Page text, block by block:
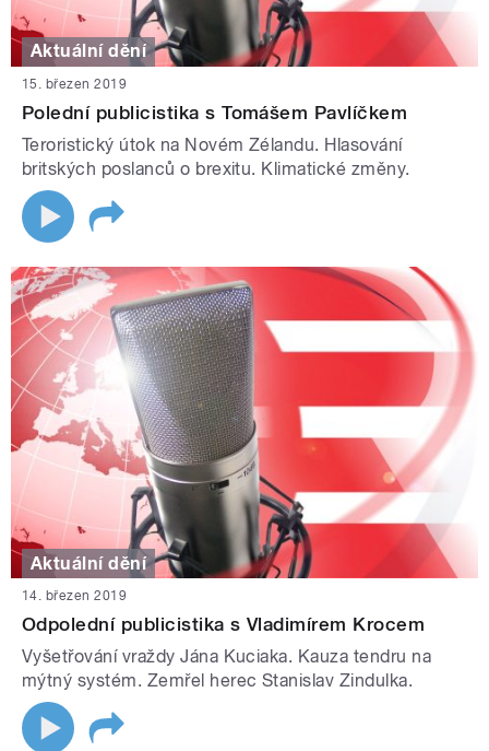
Aktuální dění
15. březen 2019
Polední publicistika s Tomášem Pavlíčkem
Teroristický útok na Novém Zélandu. Hlasování
britských poslanců o brexitu. Klimatické změny.
Aktuální dění
14. březen 2019
Odpolední publicistika s Vladimírem Krocem
Vyšetřování vraždy Jána Kuciaka. Kauza tendru na
mýtný systém. Zemřel herec Stanislav Zindulka.